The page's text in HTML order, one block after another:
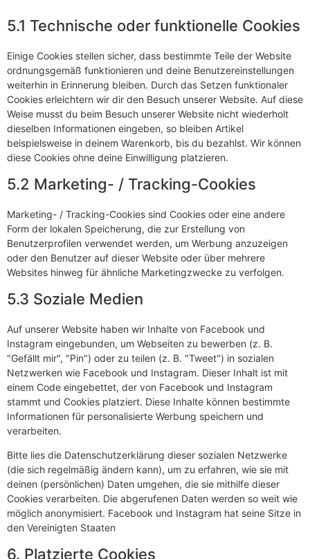
5.1 Technische oder funktionelle Cookies
Einige Cookies stellen sicher, dass bestimmte Teile der Website
ordnungsgemäß funktionieren und deine Benutzereinstellungen
weiterhin in Erinnerung bleiben. Durch das Setzen funktionaler
Cookies erleichtern wir dir den Besuch unserer Website. Auf diese
Weise musst du beim Besuch unserer Website nicht wiederholt
dieselben Informationen eingeben, so bleiben Artikel
beispielsweise in deinem Warenkorb, bis du bezahlst. Wir können
diese Cookies ohne deine Einwilligung platzieren.
5.2 Marketing- / Tracking-Cookies
Marketing- / Tracking-Cookies sind Cookies oder eine andere
Form der lokalen Speicherung, die zur Erstellung von
Benutzerprofilen verwendet werden, um Werbung anzuzeigen
oder den Benutzer auf dieser Website oder über mehrere
Websites hinweg für ähnliche Marketingzwecke zu verfolgen.
5.3 Soziale Medien
Auf unserer Website haben wir Inhalte von Facebook und
Instagram eingebunden, um Webseiten zu bewerben (z. B.
"Gefällt mir", "Pin") oder zu teilen (z. B. "Tweet") in sozialen
Netzwerken wie Facebook und Instagram. Dieser Inhalt ist mit
einem Code eingebettet, der von Facebook und Instagram
stammt und Cookies platziert. Diese Inhalte können bestimmte
Informationen für personalisierte Werbung speichern und
verarbeiten.
Bitte lies die Datenschutzerklärung dieser sozialen Netzwerke
(die sich regelmäßig ändern kann), um zu erfahren, wie sie mit
deinen (persönlichen) Daten umgehen, die sie mithilfe dieser
Cookies verarbeiten. Die abgerufenen Daten werden so weit wie
möglich anonymisiert. Facebook und Instagram hat seine Sitze in
den Vereinigten Staaten
6. Platzierte Cookies